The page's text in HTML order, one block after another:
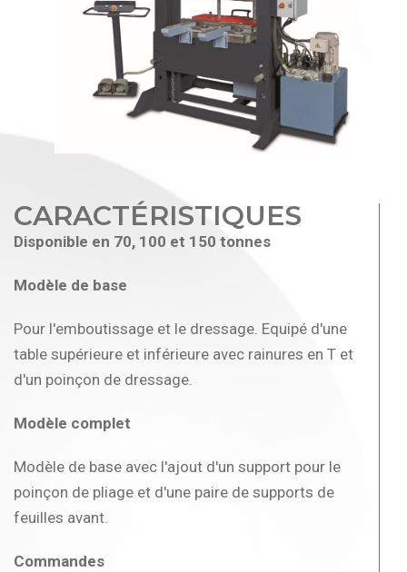
CARACTÉRISTIQUES
Disponible en 70, 100 et 150 tonnes
Modèle de base
Pour l'emboutissage et le dressage. Equipé d'une
table supérieure et inférieure avec rainures en T et
d'un poinçon de dressage.
Modèle complet
Modèle de base avec l'ajout d'un support pour le
poinçon de pliage et d'une paire de supports de
feuilles avant.
Commandes